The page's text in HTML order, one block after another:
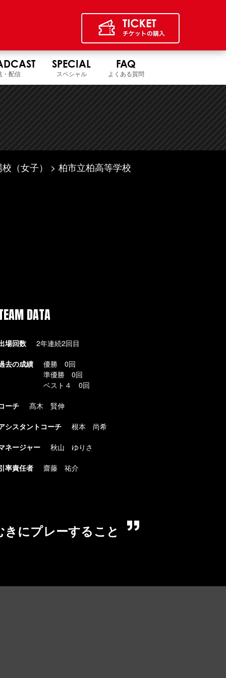
・配信
SPECIAL
スペシャル
FAQ
よくある質問
（女子） 柏市立柏高等学校
DATA
場回数 2年連続2回目
去の成績
優勝 0回
準優勝 0回
ベスト４ 0回
ーチ 髙木 賢伸
シスタントコーチ 根本 尚希
ネージャー 秋山 ゆりさ
率責任者 齋藤 祐介
にプレーすること